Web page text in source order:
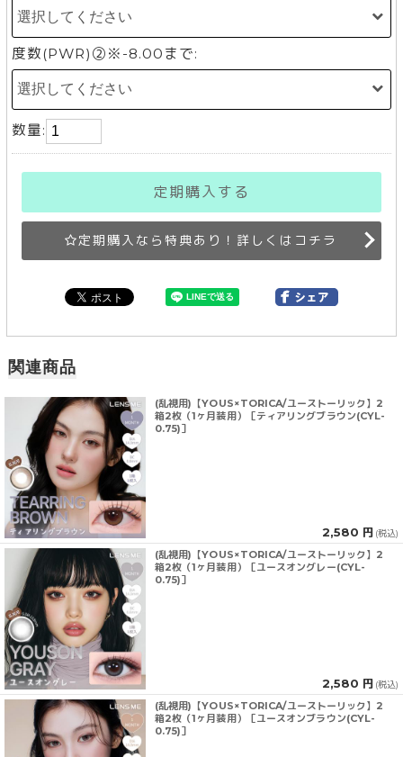
度数(PWR)②※-8.00まで:
数量:
定期購入する
定期購入なら特典あり！詳しくはコチラ
関連商品
(乱視用)【YOUS×TORICA/ユーストーリック】2
箱2枚（1ヶ月装用）［ティアリングブラウン(CYL-
0.75)］
2,580 円 (税込)
(乱視用)【YOUS×TORICA/ユーストーリック】2
箱2枚（1ヶ月装用）［ユースオングレー(CYL-
0.75)］
2,580 円 (税込)
(乱視用)【YOUS×TORICA/ユーストーリック】2
箱2枚（1ヶ月装用）［ユースオンブラウン(CYL-
0.75)］